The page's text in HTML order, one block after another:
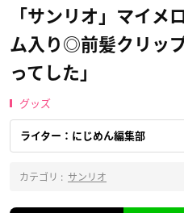
「サンリオ」マイメ
ム入り◎前髪クリッ
ってした」
グッズ
ライター：にじめん編集部
カテゴリ : サンリオ